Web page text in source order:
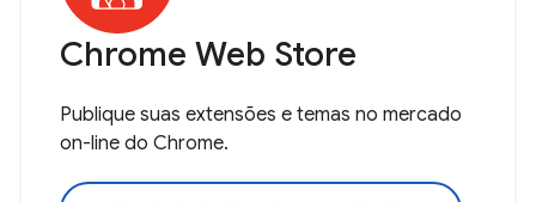
Chrome Web Store
Publique suas extensões e temas no mercado
on-line do Chrome.